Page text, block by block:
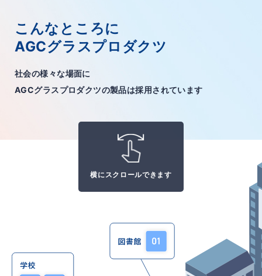
こんなところに
AGCグラスプロダクツ
社会の様々な場面に
AGCグラスプロダクツの製品は採用されています
横にスクロールできます